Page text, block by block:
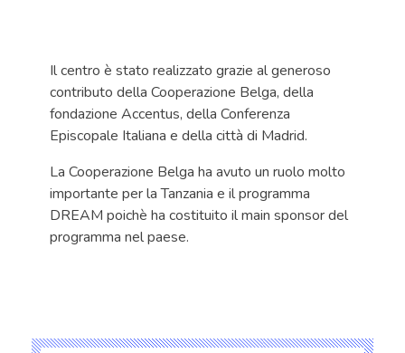
Il centro è stato realizzato grazie al generoso
contributo della Cooperazione Belga, della
fondazione Accentus, della Conferenza
Episcopale Italiana e della città di Madrid.
La Cooperazione Belga ha avuto un ruolo molto
importante per la Tanzania e il programma
DREAM poichè ha costituito il main sponsor del
programma nel paese.